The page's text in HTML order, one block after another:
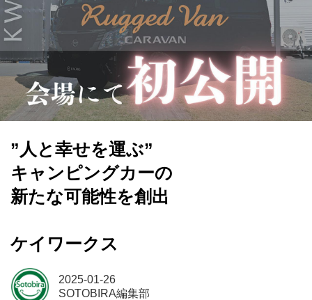
”人と幸せを運ぶ”
キャンピングカーの
新たな可能性を創出
ケイワークス
2025-01-26
SOTOBIRA編集部